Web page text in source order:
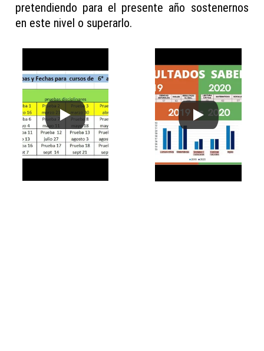
pretendiendo para el presente año sostenernos
en este nivel o superarlo.